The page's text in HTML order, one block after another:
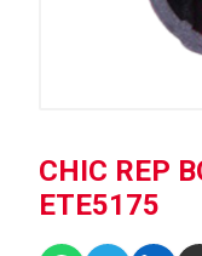
CHIC REP
ETE5175